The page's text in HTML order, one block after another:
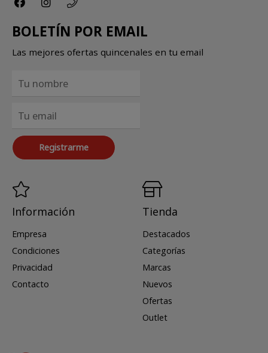
BOLETÍN POR EMAIL
Las mejores ofertas quincenales en tu email
Registrarme
Información
Empresa
Condiciones
Privacidad
Contacto
Tienda
Destacados
Categorías
Marcas
Nuevos
Ofertas
Outlet